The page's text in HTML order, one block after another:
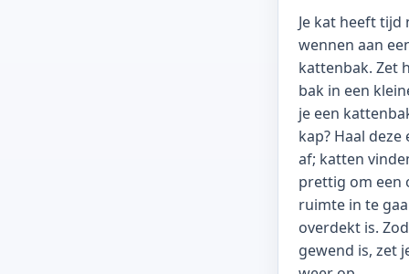
Je kat heeft
wennen aan
kattenbak. Zet
bak in een
je een
kap? Haal
af; katten
prettig om een
ruimte in te
overdekt is.
gewend is, zet